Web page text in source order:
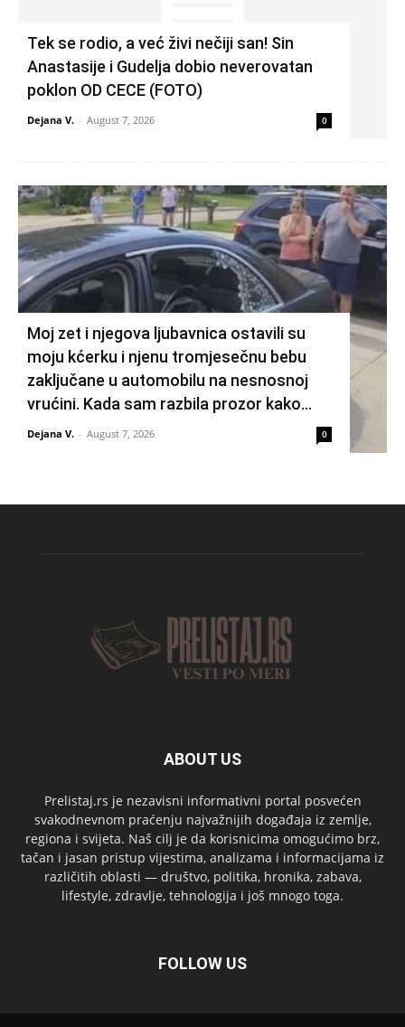
Tek se rodio, a već živi nečiji san! Sin
Anastasije i Gudelja dobio neverovatan
poklon OD CECE (FOTO)
Dejana V. - August 7, 2026 0
Moj zet i njegova ljubavnica ostavili su
moju kćerku i njenu tromjesečnu bebu
zaključane u automobilu na nesnosnoj
vrućini. Kada sam razbila prozor kako...
Dejana V. - August 7, 2026 0
ABOUT US
Prelistaj.rs je nezavisni informativni portal posvećen
svakodnevnom praćenju najvažnijih događaja iz zemlje,
regiona i svijeta. Naš cilj je da korisnicima omogućimo brz,
tačan i jasan pristup vijestima, analizama i informacijama iz
različitih oblasti — društvo, politika, hronika, zabava,
lifestyle, zdravlje, tehnologija i još mnogo toga.
FOLLOW US